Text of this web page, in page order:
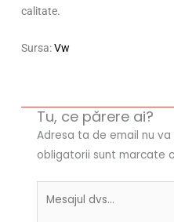
calitate.
Sursa:Vw
Tu, ce părere ai?
Adresa ta de email nu
obligatorii sunt marcate